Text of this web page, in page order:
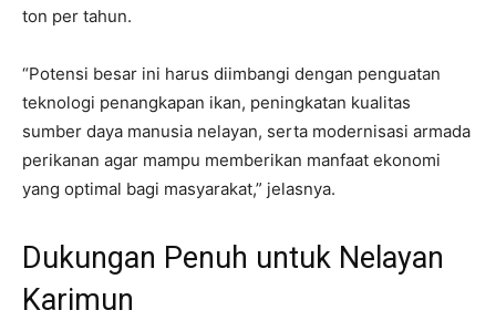
ton per tahun.
“Potensi besar ini harus diimbangi dengan penguatan
teknologi penangkapan ikan, peningkatan kualitas
sumber daya manusia nelayan, serta modernisasi armada
perikanan agar mampu memberikan manfaat ekonomi
yang optimal bagi masyarakat,” jelasnya.
Dukungan Penuh untuk Nelayan
Karimun